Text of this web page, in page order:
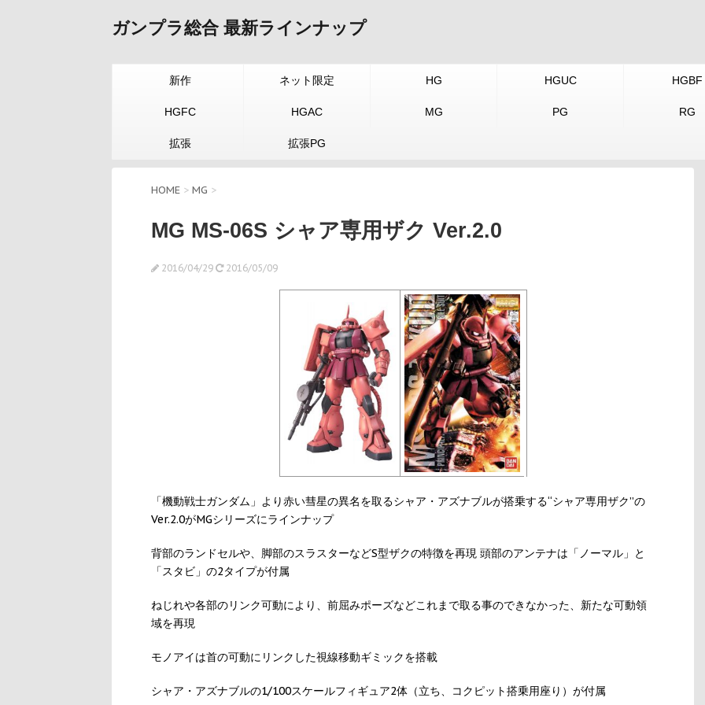
ガンプラ総合 最新ラインナップ
新作 ネット限定 HG HGUC HGBF
HGFC HGAC MG PG RG
拡張 拡張PG
HOME > MG >
MG MS-06S シャア専用ザク Ver.2.0
2016/04/29 2016/05/09
「機動戦士ガンダム」より赤い彗星の異名を取るシャア・アズナブルが搭乗する“シャア専用ザク”の
Ver.2.0がMGシリーズにラインナップ
背部のランドセルや、脚部のスラスターなどS型ザクの特徴を再現 頭部のアンテナは「ノーマル」と
「スタビ」の2タイプが付属
ねじれや各部のリンク可動により、前屈みポーズなどこれまで取る事のできなかった、新たな可動領
域を再現
モノアイは首の可動にリンクした視線移動ギミックを搭載
シャア・アズナブルの1/100スケールフィギュア2体（立ち、コクピット搭乗用座り）が付属